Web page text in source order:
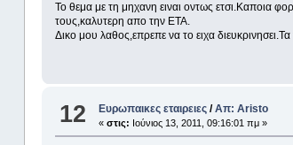
Το θεμα με τη μηχανη ειναι οντως ετσι.Καποια
τους,καλυτερη απο την ΕΤΑ.
Δικο μου λαθος,επρεπε να το ειχα
12 Ευρωπαικες εταιρειες /Απ: Aristo
«στις: Ιούνιος 13, 2011, 09:16:01 πμ »